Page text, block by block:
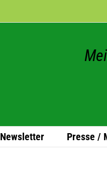
News­let­ter Presse /